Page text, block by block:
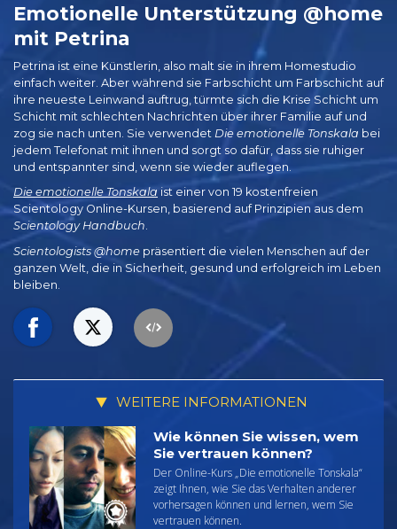
Emotionelle Unterstützung @home
mit Petrina
Petrina ist eine Künstlerin, also malt sie in ihrem Homestudio
einfach weiter. Aber während sie Farbschicht um Farbschicht auf
ihre neueste Leinwand auftrug, türmte sich die Krise Schicht um
Schicht mit schlechten Nachrichten über ihrer Familie auf und
zog sie nach unten. Sie verwendet Die emotionelle Tonskala bei
jedem Telefonat mit ihnen und sorgt so dafür, dass sie ruhiger
und entspannter sind, wenn sie wieder auflegen.
Die emotionelle Tonskala ist einer von 19 kostenfreien
Scientology Online-Kursen, basierend auf Prinzipien aus dem
Scientology Handbuch.
Scientologists @home präsentiert die vielen Menschen auf der
ganzen Welt, die in Sicherheit, gesund und erfolgreich im Leben
bleiben.
WEITERE INFORMATIONEN
Wie können Sie wissen, wem
Sie vertrauen können?
Der Online-Kurs „Die emotionelle Tonskala“
zeigt Ihnen, wie Sie das Verhalten anderer
vorhersagen können und lernen, wem Sie
vertrauen können.